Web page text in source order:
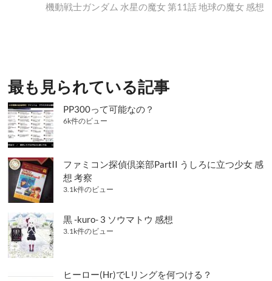
ョ
ン
の
機動戦士ガンダム 水星の魔女 第11話 地球の魔女 感想
最も見られている記事
PP300って可能なの？
6k件のビュー
ファミコン探偵倶楽部PartII うしろに立つ少女 感
想 考察
3.1k件のビュー
黒 -kuro- 3 ソウマトウ 感想
3.1k件のビュー
ヒーロー(Hr)でLリングを何つける？